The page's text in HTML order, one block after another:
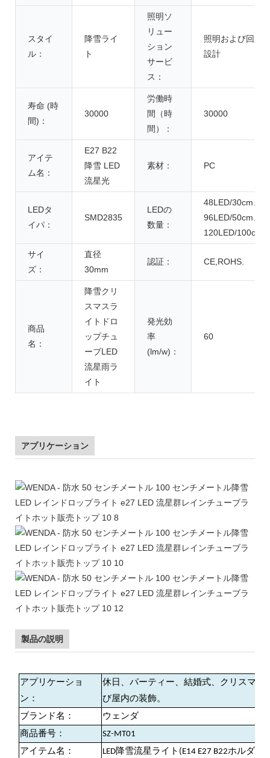
スタイ
ル：
降雪ライ
ト
照明ソ
リュー
ション
サービ
ス：
照明および回路
設計
寿命 (時
間)：
30000
労働時
間（時
間）：
30000
アイテ
ム名：
E27 B22
降雪 LED
流星光
素材： PC
LEDタ
イパ：
SMD2835
LEDの
数量：
48LED/30cm、
96LED/50cm、
120LED/100cm
サイ
ズ：
直径
30mm
認証： CE,ROHS.
商品
名：
降雪クリ
スマスラ
イトドロ
ップチュ
ーブLED
流星雨ラ
イト
発光効
率
(lm/w)：
60
アプリケーション
製品の説明
アプリケーショ
ン：
休日、パーティー、結婚式、クリスマス
び屋内の装飾。
ブランド名：
ウェンダ
商品番号：
SZ-MT01
アイテム名：
LED降雪流星ライト(E14 E27 B22ホルダー)